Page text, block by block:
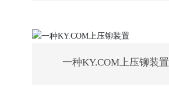
一种KY.COM上压铆装置